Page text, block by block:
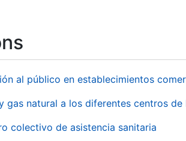
al público en establecimientos
gas natural a los diferentes centros de
colectivo de asistencia sanitaria